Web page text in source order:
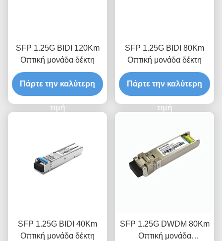
SFP 1.25G BIDI 120Km
Οπτική μονάδα δέκτη
Πάρτε την καλύτερη
τιμή
SFP 1.25G BIDI 80Km
Οπτική μονάδα δέκτη
Πάρτε την καλύτερη
τιμή
SFP 1.25G BIDI 40Km
Οπτική μονάδα δέκτη
SFP 1.25G DWDM 80Km
Οπτική μονάδα